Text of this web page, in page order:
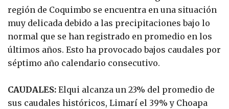
región de Coquimbo se encuentra en una situación
muy delicada debido a las precipitaciones bajo lo
normal que se han registrado en promedio en los
últimos años. Esto ha provocado bajos caudales por
séptimo año calendario consecutivo.
CAUDALES: Elqui alcanza un 23% del promedio de
sus caudales históricos, Limarí el 39% y Choapa